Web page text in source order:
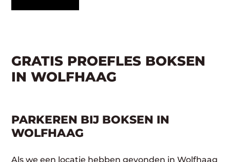
GRATIS PROEFLES BOKSEN
IN WOLFHAAG
PARKEREN BIJ BOKSEN IN
WOLFHAAG
Als we een locatie hebben gevonden in Wolfhaag